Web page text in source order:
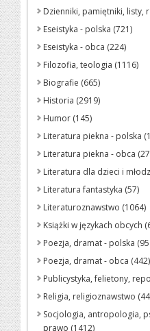
Dzienniki, pamiętniki, listy,
Eseistyka - polska (721)
Eseistyka - obca (224)
Filozofia, teologia (1116)
Biografie (665)
Historia (2919)
Humor (145)
Literatura piekna - polska
Literatura piekna - obca
Literatura dla dzieci i
Literatura fantastyka (57)
Literaturoznawstwo (1064)
Książki w językach obcych
Poezja, dramat - polska
Poezja, dramat - obca (442)
Publicystyka, felietony,
Religia, religioznawstwo
Socjologia, antropologia,
prawo (1412)